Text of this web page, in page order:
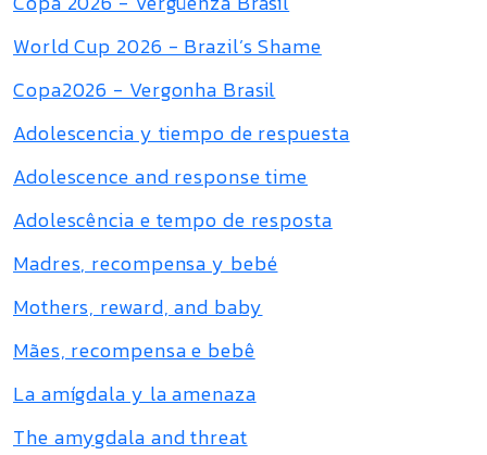
World Cup 2026 - Brazil’s Shame
Copa2026 - Vergonha Brasil
Adolescencia y tiempo de respuesta
Adolescence and response time
Adolescência e tempo de resposta
Madres, recompensa y bebé
Mothers, reward, and baby
Mães, recompensa e bebê
La amígdala y la amenaza
The amygdala and threat